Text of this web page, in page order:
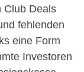
Club Deals
fehlenden
eine Form
Investoren